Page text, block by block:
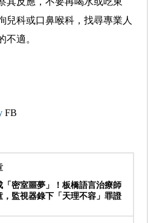
兒科或口鼻喉科，找尋專業人
不適。
FB
「密室噩夢」！板橋語言治療師
，監視器錄下「天理不容」罪證